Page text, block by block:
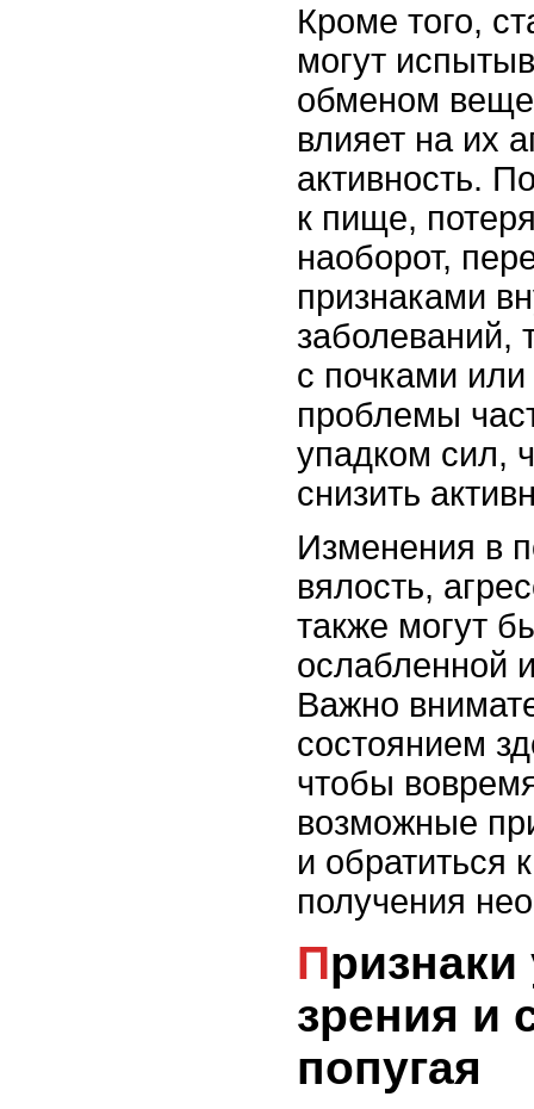
Кроме того,
могут
обменом
влияет на их
активность.
к пище,
наоборот,
признаками
заболеваний,
с почками
проблемы
упадком сил,
снизить
Изменения в
вялость,
также могут
ослабленной
Важно
состоянием
чтобы
возможные
и обратиться
получения
Признаки ухудшения
зрения и
попугая